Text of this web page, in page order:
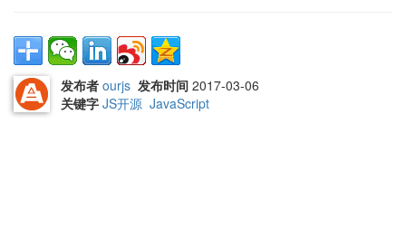
发布者 ourjs 发布时间 2017-03-06
关键字 JS开源 JavaScript